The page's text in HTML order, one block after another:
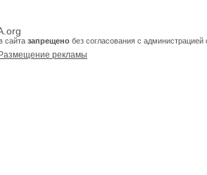
сайта запрещено без согласования с администрацией
Размещение рекламы